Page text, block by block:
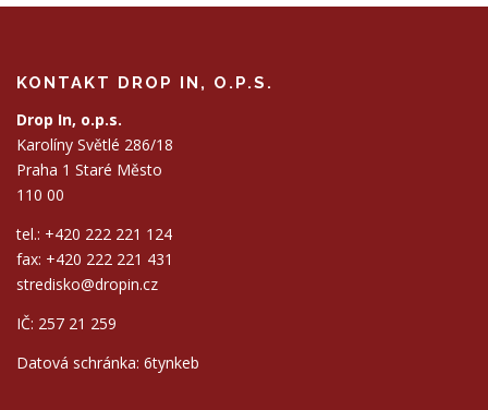
KONTAKT DROP IN, O.P.S.
Drop In, o.p.s.
Karolíny Světlé 286/18
Praha 1 Staré Město
110 00
tel.: +420 222 221 124
fax: +420 222 221 431
stredisko@dropin.cz
IČ: 257 21 259
Datová schránka: 6tynkeb